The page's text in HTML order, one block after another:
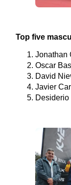
Top five
Jonathan
Oscar
David
Javier
Desiderio